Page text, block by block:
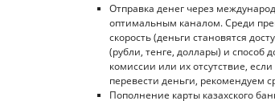
Отправка денег через
оптимальным каналом. Среди
скорость (деньги становятся
(рубли, тенге, доллары) и способ
комиссии или их отсутствие,
перевести деньги, рекомендуем
Пополнение карты казахского